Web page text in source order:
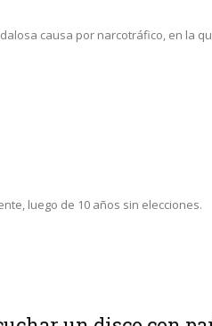
causa por narcotráfico, en la
luego de 10 años sin elecciones.